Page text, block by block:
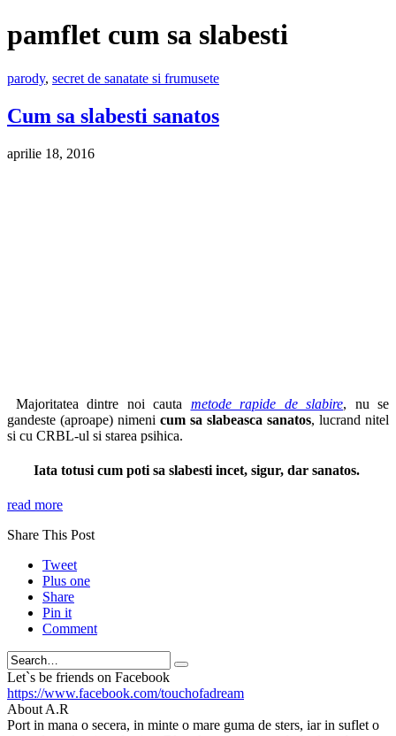
pamflet cum sa slabesti
parody, secret de sanatate si frumusete
Cum sa slabesti sanatos
aprilie 18, 2016
Majoritatea dintre noi cauta metode rapide de slabire, nu se
gandeste (aproape) nimeni cum sa slabeasca sanatos, lucrand nitel
si cu CRBL-ul si starea psihica.
Iata totusi cum poti sa slabesti incet, sigur, dar sanatos.
read more
Share This Post
Tweet
Plus one
Share
Pin it
Comment
Search
Let`s be friends on Facebook
https://www.facebook.com/touchofadream
About A.R
Port in mana o secera, in minte o mare guma de sters, iar in suflet o